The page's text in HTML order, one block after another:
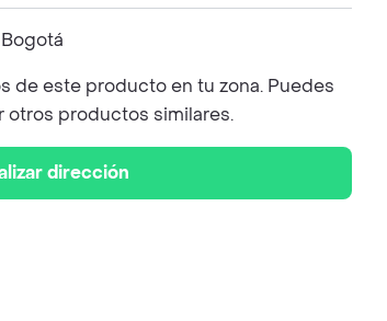
Bogotá
de este producto en tu zona. Puedes
productos similares.
dirección